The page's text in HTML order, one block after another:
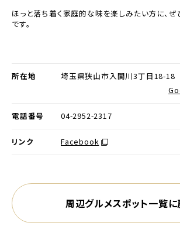
ほっと落ち着く家庭的な味を楽しみたい方に、
です。
所在地
埼玉県狭山市入間川3丁目18-18
電話番号 04-2952-2317
リンク Facebook 別ウィンドウで開く
周辺グルメスポット一覧に